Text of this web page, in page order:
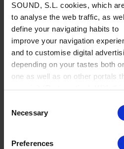
SOUND, S.L. cookies, which
to analyse the web traffic, as
define your navigating habits to
improve your navigation
and to customise digital
depending on your tastes both
one as well as on other portals
cookies or third party cookies. In
on the
there is information on how to
cookies on the browser. If you
Selection
Necessary
Preferences
EN PORTADA
Manuel Alejandro: lo
hermoso
LIBROS-POP / Por Luis Lapuente→